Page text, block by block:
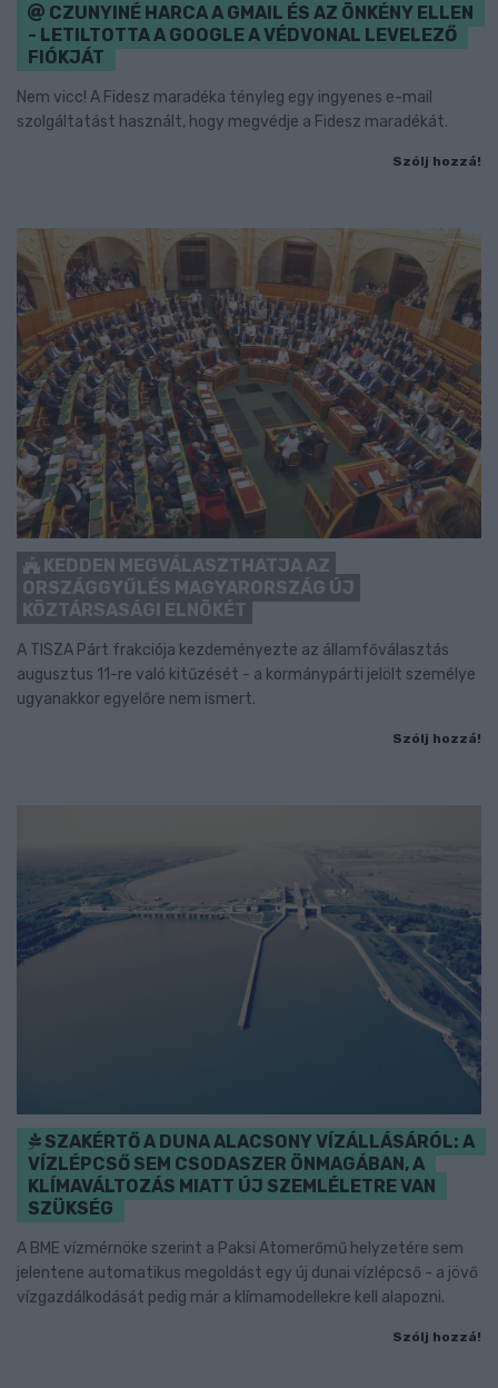
CZUNYINÉ HARCA A GMAIL ÉS AZ ÖNKÉNY ELLEN
- LETILTOTTA A GOOGLE A VÉDVONAL LEVELEZŐ
FIÓKJÁT
Nem vicc! A Fidesz maradéka tényleg egy ingyenes e-mail
szolgáltatást használt, hogy megvédje a Fidesz maradékát.
Szólj hozzá!
KEDDEN MEGVÁLASZTHATJA AZ
ORSZÁGGYŰLÉS MAGYARORSZÁG ÚJ
KÖZTÁRSASÁGI ELNÖKÉT
A TISZA Párt frakciója kezdeményezte az államfőválasztás
augusztus 11-re való kitűzését - a kormánypárti jelölt személye
ugyanakkor egyelőre nem ismert.
Szólj hozzá!
SZAKÉRTŐ A DUNA ALACSONY VÍZÁLLÁSÁRÓL: A
VÍZLÉPCSŐ SEM CSODASZER ÖNMAGÁBAN, A
KLÍMAVÁLTOZÁS MIATT ÚJ SZEMLÉLETRE VAN
SZÜKSÉG
A BME vízmérnöke szerint a Paksi Atomerőmű helyzetére sem
jelentene automatikus megoldást egy új dunai vízlépcső - a jövő
vízgazdálkodását pedig már a klímamodellekre kell alapozni.
Szólj hozzá!